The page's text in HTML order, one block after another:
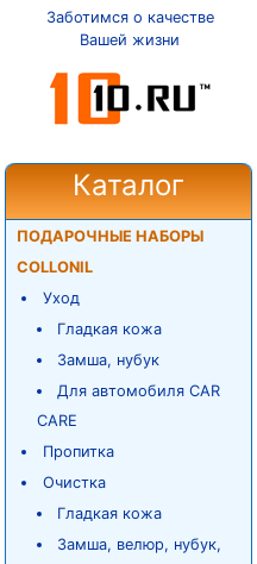
Заботимся о качестве
Вашей жизни
Каталог
ПОДАРОЧНЫЕ НАБОРЫ
COLLONIL
Уход
Гладкая кожа
Замша, нубук
Для автомобиля CAR
CARE
Пропитка
Очистка
Гладкая кожа
Замша, велюр, нубук,